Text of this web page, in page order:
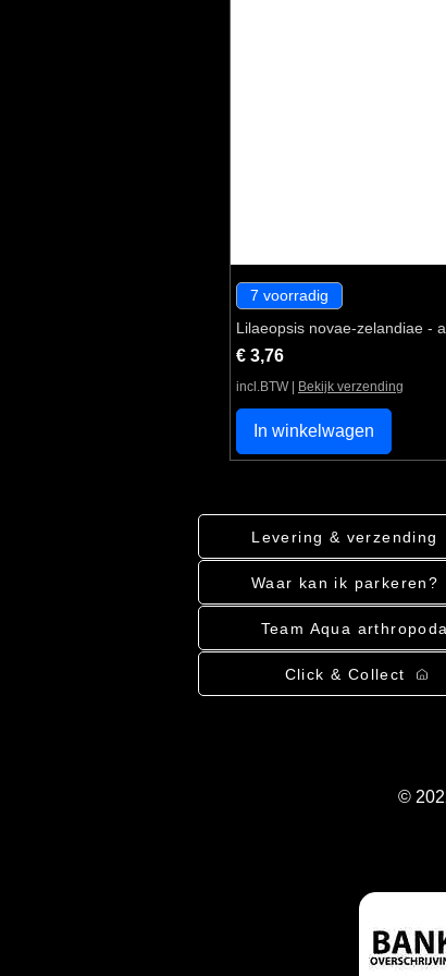
7 voorradig
Lilaeopsis novae-zelandiae -
Prijs
€ 3,76
incl.BTW Bekijk verzending
In winkelwagen
Levering & verzending
Waar kan ik parkeren?
Team Aqua arthropoda
Click & Collect
©